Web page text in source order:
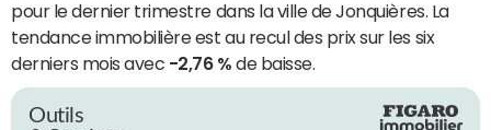
pour le dernier trimestre dans la ville de Jonquières. La
tendance immobilière est au recul des prix sur les six
derniers mois avec -2,76 % de baisse.
Outils